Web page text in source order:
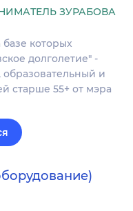
ЗУРАБОВА
которых
долголетие" -
и
старше 55+ от мэра